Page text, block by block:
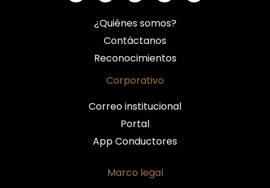
¿Quiénes somos?
Contáctanos
Reconocimientos
Corporativo
Correo institucional
Portal
App Conductores
Marco legal